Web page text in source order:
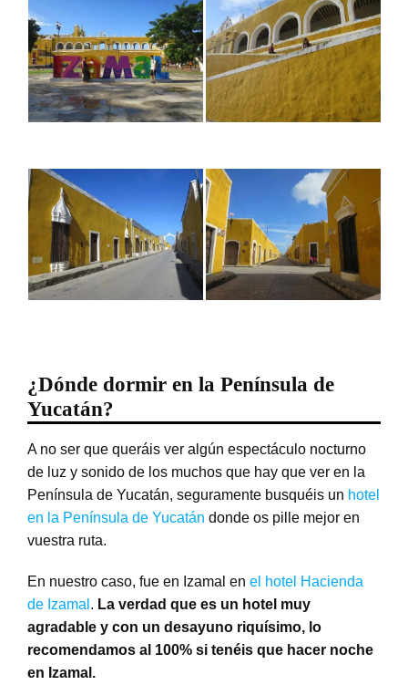
¿Dónde dormir en la Península de
Yucatán?
A no ser que queráis ver algún espectáculo nocturno
de luz y sonido de los muchos que hay que ver en la
Península de Yucatán, seguramente busquéis un hotel
en la Península de Yucatán donde os pille mejor en
vuestra ruta.
En nuestro caso, fue en Izamal en el hotel Hacienda
de Izamal . La verdad que es un hotel muy
agradable y con un desayuno riquísimo, lo
recomendamos al 100% si tenéis que hacer noche
en Izamal.